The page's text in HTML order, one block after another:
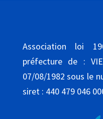
Association loi
préfecture de :
07/08/1982 sous le
siret : 440 479 046